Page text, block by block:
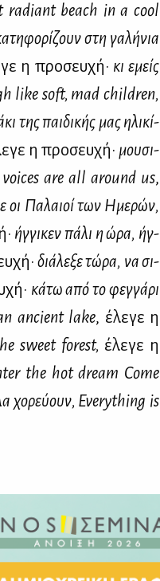
radiant beach in a cool
στη γα­λή­νια
η προ­σευ­χή· κι εμείς
like soft, mad children,
της παι­δι­κής μας ηλι­κί­
η προ­σευ­χή· μου­σι­
voices are all around us,
οι Πα­λαιοί των Ημε­ρών,
ήγ­γι­κεν πά­λι η ώρα, ήγ­
διά­λε­ξε τώ­ρα, να σι­
κά­τω από το φεγ­γά­ρι
ancient lake, έλε­γε η
sweet forest, έλε­γε η
the hot dream Come
χο­ρεύ­ουν, Everything is